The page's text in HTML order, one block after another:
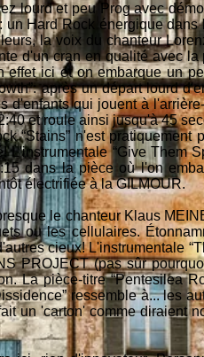
lourd et peu Prog avec
un Hard Rock énergique
la voix du chanteur
d'un cran en qualité avec la
ici et on embarque un
après un départ lourd
d'enfants qui jouent à
et roule ainsi jusqu'à 45
“Stains” n'est pratiquement
“Give Them
dans la pièce où l'on
électrifiée à la GILMOUR.
le chanteur Klaus
ou les cellulaires.
cieux! L'instrumentale
PROJECT (pas sûr
La pièce-titre “Pentesilea
ressemble à... les
un 'carton' comme diraient